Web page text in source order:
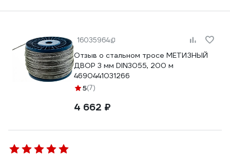
16035964
Отзыв о стальном тросе МЕТИЗНЫЙ
ДВОР 3 мм DIN3055, 200 м
4690441031266
5(7)
4 662 ₽